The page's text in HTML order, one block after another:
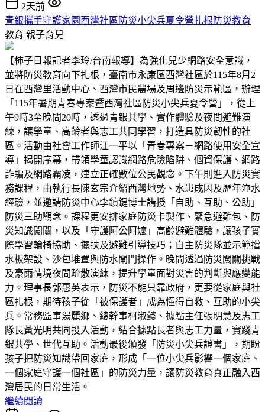
2天前
青銀攜手守護家園西灣社區防災小尖兵夏令營扎根防災教育
教育 親子育兒
【柿子日報記者李玲/台南報導】為強化兒少網路安全意識，
並將防災教育向下扎根，臺南市永康區西灣社區於115年8月2
日在西灣里活動中心、西灣市民農場及周邊防災示範區，辦理
「115年暑期青春專案暨西灣社區防災小尖兵夏令營」，從上
午9時3至晚間20時，透過青銀共學、實作體驗及夜間避難演
練，讓學童、高齡者與志工共同學習，打造具防災韌性的社
區。活動由社會工作師江一平以「青春專案－網路使用安全宣
導」揭開序幕，帶領學童認識網路危險陷阱、個資保護、網路
詐騙及網路霸凌，建立正確數位公民觀念。下午則進入防災實
務課程，由執行長陳玄宗介紹西灣地勢、水患成因及歷年淹水
經驗，並邀請防災中心李鎮鍵博士講授「自助、互助、公助」
防災三助觀念。課程更安排家庭防災卡製作、緊急避難包、防
災知識闖關，以及「守護阿公阿嬤」高齡避難體驗，讓孩子實
際學習輪椅協助、攙扶及避難引導技巧；自主防災隊並示範擋
水板架設、沙包堆置與防水閘門操作。晚間透過防災闖關挑戰
及豪雨情境夜間疏散演練，提升學童面對災害的判斷與應變能
力。理事長郭惠英表示，防災不能只靠政府，更要從家庭與社
區扎根，期待孩子從「被保護者」成為懂得自救、互助的小尖
兵。常務監事湯麗鄉、總幹事柯淑懿、據點主任張明慧及志工
隊長黃光明共同投入活動，結合據點長者與志工力量，實踐青
銀共學、世代互助。活動最後頒發「防災小尖兵證書」，期盼
孩子把防災知識帶回家庭，形成「一位小尖兵影響一個家庭、
一個家庭守護一個社區」的防災力量，讓防災教育真正融入西
灣居民的日常生活。
繼續閱讀